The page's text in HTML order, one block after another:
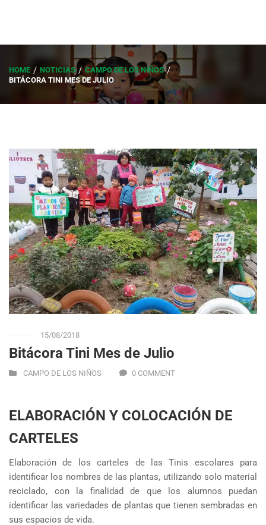
HOME NOTICIAS
CAMPO DE LOS NIÑOS
BITÁCORA TINI MES DE JULIO
15/08/2018
Bitácora Tini Mes de Julio
CAMPO DE LOS NIÑOS 0 COMMENT
ELABORACIÓN Y COLOCACIÓN DE
CARTELES
Elaboración de los carteles de las Tinis escolares para
identificar los nombres de las plantas, utilizando solo material
reciclado, con la finalidad de que los alumnos puedan
identificar las variedades de plantas que tienen sembradas en
sus espacios de vida.